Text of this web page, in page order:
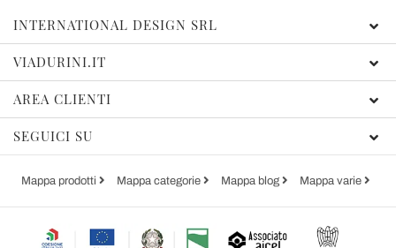
INTERNATIONAL DESIGN SRL
VIADURINI.IT
AREA CLIENTI
SEGUICI SU
Mappa prodotti Mappa categorie Mappa blog Mappa varie